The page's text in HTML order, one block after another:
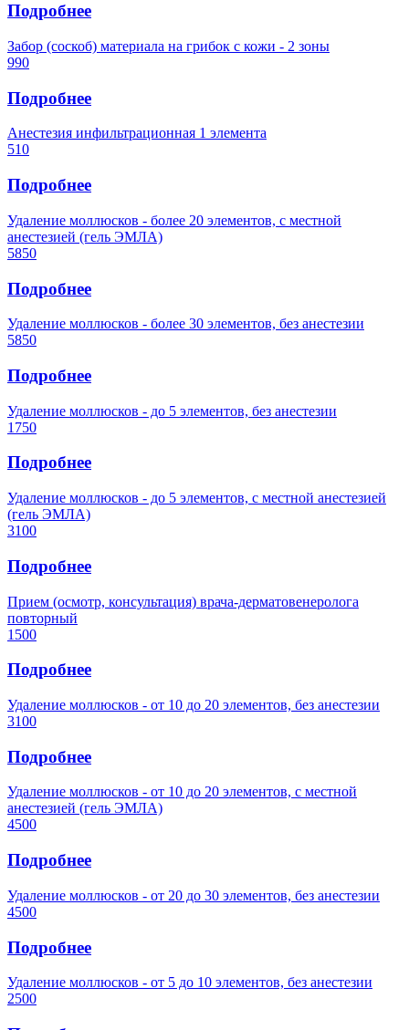
Подробнее
Забор (соскоб) материала на грибок с кожи - 2 зоны
990
Подробнее
Анестезия инфильтрационная 1 элемента
510
Подробнее
Удаление моллюсков - более 20 элементов, с местной
анестезией (гель ЭМЛА)
5850
Подробнее
Удаление моллюсков - более 30 элементов, без анестезии
5850
Подробнее
Удаление моллюсков - до 5 элементов, без анестезии
1750
Подробнее
Удаление моллюсков - до 5 элементов, с местной анестезией
(гель ЭМЛА)
3100
Подробнее
Прием (осмотр, консультация) врача-дерматовенеролога
повторный
1500
Подробнее
Удаление моллюсков - от 10 до 20 элементов, без анестезии
3100
Подробнее
Удаление моллюсков - от 10 до 20 элементов, с местной
анестезией (гель ЭМЛА)
4500
Подробнее
Удаление моллюсков - от 20 до 30 элементов, без анестезии
4500
Подробнее
Удаление моллюсков - от 5 до 10 элементов, без анестезии
2500